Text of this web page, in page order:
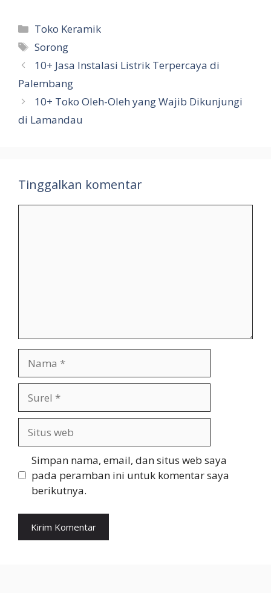
Kategori
Toko Keramik
Tag
Sorong
10+ Jasa Instalasi Listrik Terpercaya di
Palembang
10+ Toko Oleh-Oleh yang Wajib Dikunjungi
di Lamandau
Tinggalkan komentar
web
Simpan nama, email, dan situs web saya
pada peramban ini untuk komentar saya
berikutnya.